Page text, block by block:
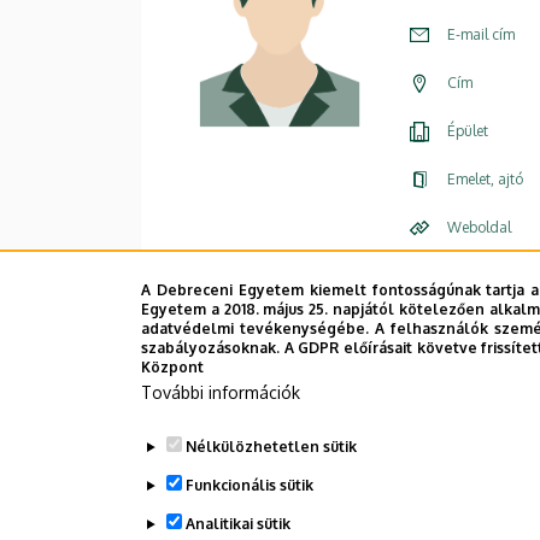
E-mail cím
Cím
Épület
Emelet, ajtó
Weboldal
A Debreceni Egyetem kiemelt fontosságúnak
Egyetem a 2018. május 25. napjától kötelezően
adatvédelmi tevékenységébe. A felhasználók
szabályozásoknak. A GDPR előírásait követve
Központ
További információk
Nélkülözhetetlen sütik
Funkcionális sütik
Analitikai sütik